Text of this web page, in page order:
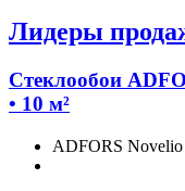
Лидеры
Стеклообои
• 10 м²
ADFORS Novelio